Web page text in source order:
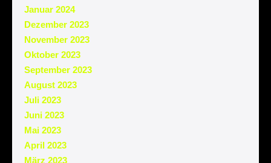
Januar 2024
Dezember 2023
November 2023
Oktober 2023
September 2023
August 2023
Juli 2023
Juni 2023
Mai 2023
April 2023
März 2023